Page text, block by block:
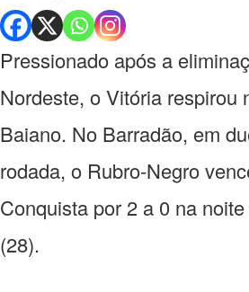
Pressionado após a
Nordeste, o Vitória respirou
Baiano. No Barradão, em
rodada, o Rubro-Negro
Conquista por 2 a 0 na
(28).